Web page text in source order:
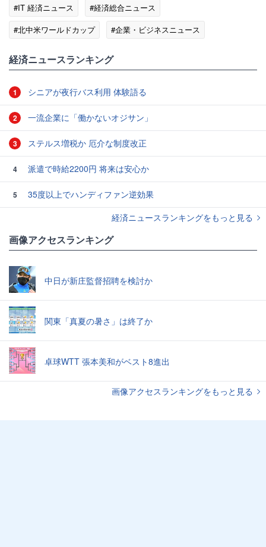
#IT 経済ニュース
#経済総合ニュース
#北中米ワールドカップ
#企業・ビジネスニュース
経済ニュースランキング
1 シニアが夜行バス利用 体験語る
2 一流企業に「働かないオジサン」
3 ステルス増税か 厄介な制度改正
4 派遣で時給2200円 将来は安心か
5
35度以上でハンディファン逆効果
経済ニュースランキングをもっと見る
画像アクセスランキング
中日が新庄監督招聘を検討か
関東「真夏の暑さ」は終了か
卓球WTT 張本美和がベスト8進出
画像アクセスランキングをもっと見る